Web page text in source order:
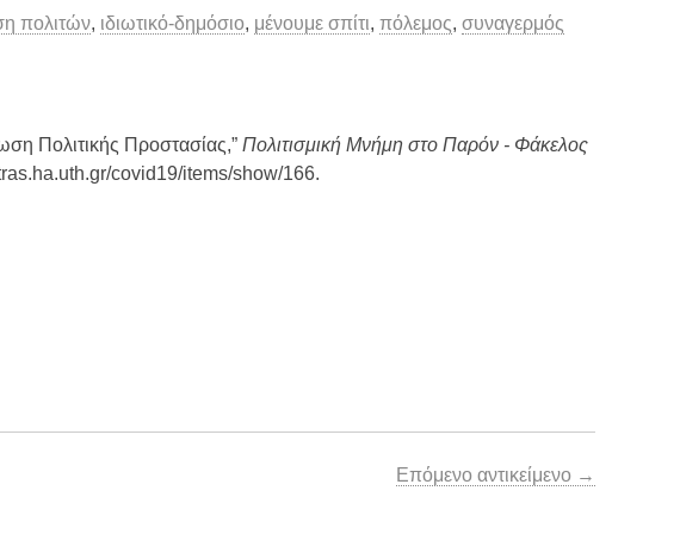
πολιτών, ιδιωτικό-δημόσιο, μένουμε σπίτι,πόλεμος,συναγερμός
Πολιτικής Προστασίας,”Πολιτισμική Μνήμη στο Παρόν - Φάκελος
covid19/items/show/166.
Επόμενο αντικείμενο →